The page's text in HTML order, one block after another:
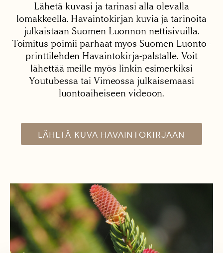
Lähetä kuvasi ja tarinasi alla olevalla
lomakkeella. Havaintokirjan kuvia ja tarinoita
julkaistaan Suomen Luonnon nettisivuilla.
Toimitus poimii parhaat myös Suomen Luonto -
printtilehden Havaintokirja-palstalle. Voit
lähettää meille myös linkin esimerkiksi
Youtubessa tai Vimeossa julkaisemaasi
luontoaiheiseen videoon.
LÄHETÄ KUVA HAVAINTOKIRJAAN